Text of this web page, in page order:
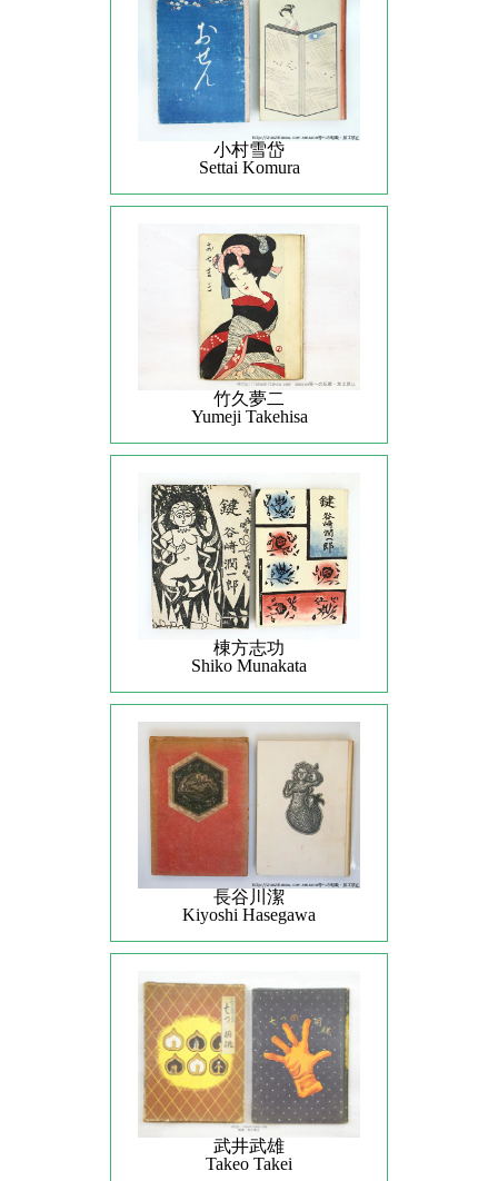
小村雪岱
Settai Komura
竹久夢二
Yumeji Takehisa
棟方志功
Shiko Munakata
長谷川潔
Kiyoshi Hasegawa
武井武雄
Takeo Takei